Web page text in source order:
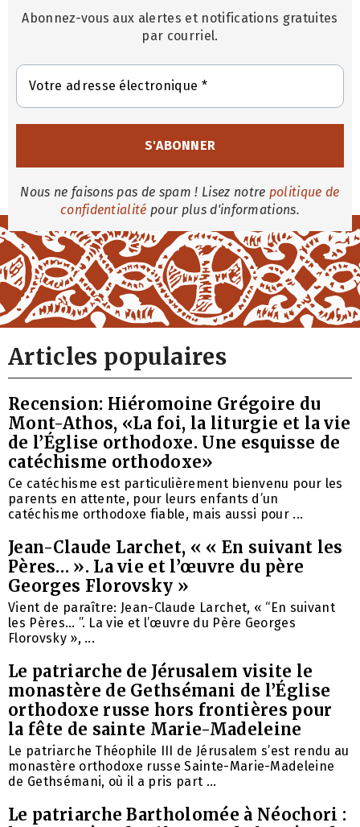
Abonnez-vous aux alertes et notifications gratuites
par courriel.
Nous ne faisons pas de spam ! Lisez notre politique de
confidentialité pour plus d'informations.
Articles populaires
Recension: Hiéromoine Grégoire du
Mont-Athos, «La foi, la liturgie et la vie
de l’Église orthodoxe. Une esquisse de
catéchisme orthodoxe»
Ce catéchisme est particulièrement bienvenu pour les
parents en attente, pour leurs enfants d’un
catéchisme orthodoxe fiable, mais aussi pour ...
Jean-Claude Larchet, « « En suivant les
Pères… ». La vie et l’œuvre du père
Georges Florovsky »
Vient de paraître: Jean-Claude Larchet, « “En suivant
les Pères… ”. La vie et l’œuvre du Père Georges
Florovsky », ...
Le patriarche de Jérusalem visite le
monastère de Gethsémani de l’Église
orthodoxe russe hors frontières pour
la fête de sainte Marie-Madeleine
Le patriarche Théophile III de Jérusalem s’est rendu au
monastère orthodoxe russe Sainte-Marie-Madeleine
de Gethsémani, où il a pris part ...
Le patriarche Bartholomée à Néochori :